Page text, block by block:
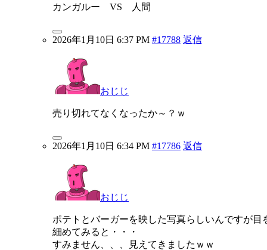
カンガルー VS 人間
2026年1月10日 6:37 PM #17788 返信
おじじ
売り切れてなくなったか～？ｗ
2026年1月10日 6:34 PM #17786 返信
おじじ
ポテトとバーガーを映した写真らしいんですが目
細めてみると・・・
すみません、、、見えてきましたｗｗ